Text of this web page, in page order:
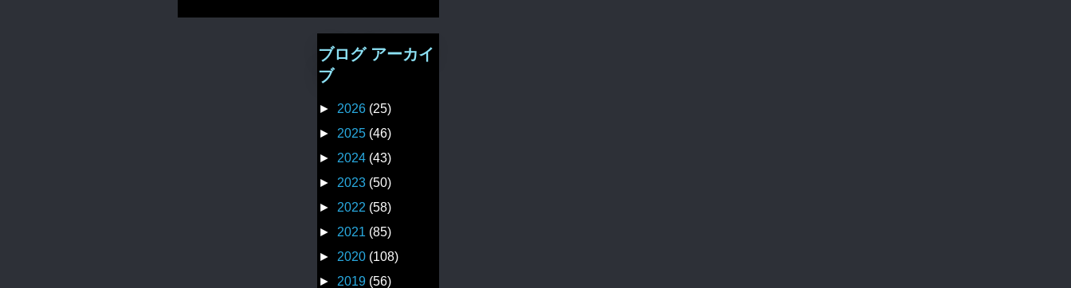
ブログ アーカイ
ブ
► 2026 (25)
► 2025 (46)
► 2024 (43)
► 2023 (50)
► 2022 (58)
► 2021 (85)
► 2020 (108)
► 2019 (56)